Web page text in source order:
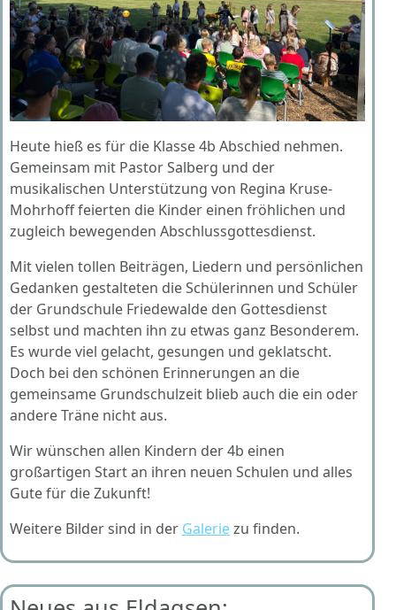
Heute hieß es für die Klasse 4b Abschied nehmen.
Gemeinsam mit Pastor Salberg und der
musikalischen Unterstützung von Regina Kruse-
Mohrhoff feierten die Kinder einen fröhlichen und
zugleich bewegenden Abschlussgottesdienst.
Mit vielen tollen Beiträgen, Liedern und persönlichen
Gedanken gestalteten die Schülerinnen und Schüler
der Grundschule Friedewalde den Gottesdienst
selbst und machten ihn zu etwas ganz Besonderem.
Es wurde viel gelacht, gesungen und geklatscht.
Doch bei den schönen Erinnerungen an die
gemeinsame Grundschulzeit blieb auch die ein oder
andere Träne nicht aus.
Wir wünschen allen Kindern der 4b einen
großartigen Start an ihren neuen Schulen und alles
Gute für die Zukunft!
Weitere Bilder sind in der Galeriezu finden.